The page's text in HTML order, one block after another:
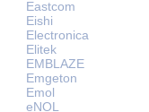
Eastcom
Eishi
Electronica
Elitek
EMBLAZE
Emgeton
Emol
eNOL